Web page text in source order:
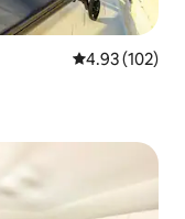
レビュー102
4.93 (102)